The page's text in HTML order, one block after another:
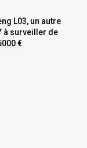
L03, un autre
à surveiller de
€